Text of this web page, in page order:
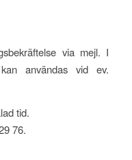
via mejl. I
användas vid ev.
tid.
76.